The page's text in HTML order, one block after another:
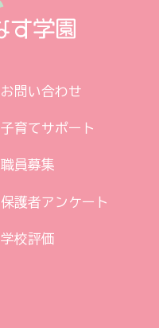
お問い合わせ
子育てサポート
職員募集
保護者アンケート
学校評価